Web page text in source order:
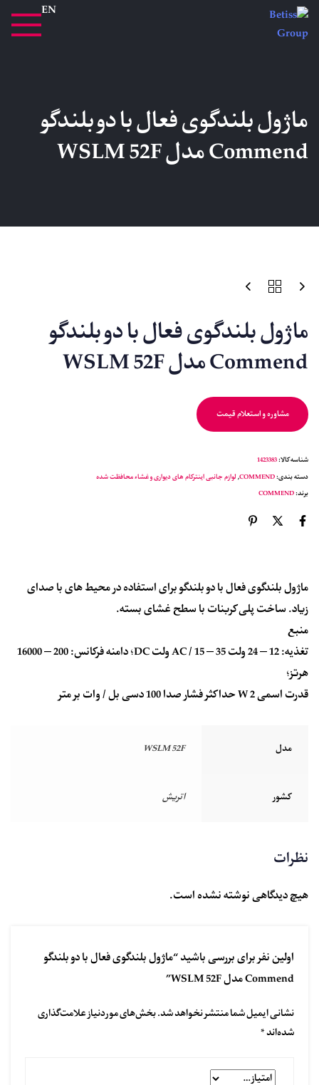
EN
ماژول بلندگوی فعال با دو بلندگو
Commend مدل WSLM 52F
ماژول بلندگوی فعال با دو بلندگو
Commend مدل WSLM 52F
مشاوره و استعلام قیمت
شناسه کالا:1423383
دسته بندی:COMMEND
,لوازم جانبی اینترکام های دیواری و غشاء محافظت شده
برند:COMMEND
ماژول بلندگوی فعال با دو بلندگو برای استفاده در محیط های با صدای
زیاد. ساخت پلی کربنات با سطح غشای بسته.
منبع
تغذیه: 12 – 24 ولت AC / 15 – 35 ولت DC؛ دامنه فرکانس: 200 – 16000
هرتز؛
قدرت اسمی 2 W حداکثر فشار صدا 100 دسی بل / وات بر متر
مدل WSLM 52F
کشور اتریش
نظرات
هیچ دیدگاهی نوشته نشده است.
اولین نفر برای بررسی باشید “ماژول بلندگوی فعال با دو بلندگو
Commend مدل WSLM 52F”
نشانی ایمیل شما منتشر نخواهد شد.بخش‌های موردنیاز علامت‌گذاری
شده‌اند*